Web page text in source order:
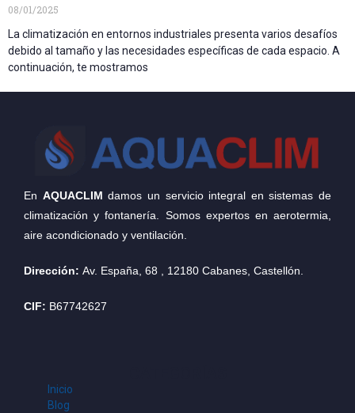
08/01/2025
La climatización en entornos industriales presenta varios desafíos
debido al tamaño y las necesidades específicas de cada espacio. A
continuación, te mostramos
En AQUACLIM damos un servicio integral en sistemas de
climatización y fontanería. Somos expertos en aerotermia,
aire acondicionado y ventilación.
Dirección: Av. España, 68 12180 Cabanes Castellón
CIF: B67742627
Inicio
Blog